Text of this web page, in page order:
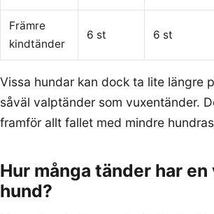
Främre
kindtänder
6 st 6 st
Vissa hundar kan dock ta lite längre
såväl valptänder som vuxentänder.
framför allt fallet med mindre
Hur många tänder har en
hund?